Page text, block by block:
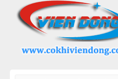
DANH MỤC SẢN PHẨM
LÒ BÁNH MÌ ĐIỆN
LÒ NƯỚNG BÁNH MÌ CÔNG